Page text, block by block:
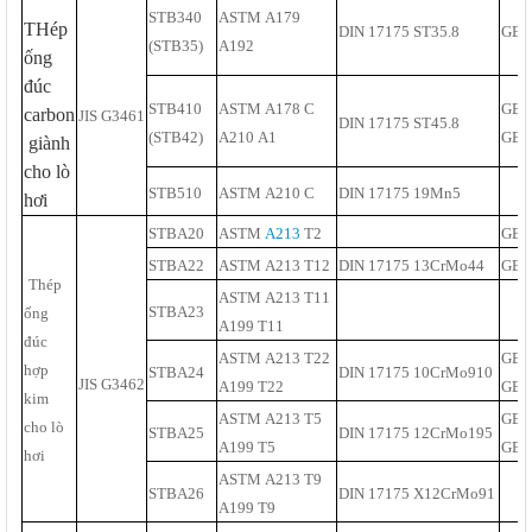
THép
ống
đúc
carbon
giành
cho lò
hơi
JIS G3461
STB340
(STB35)
ASTM A179
A192
DIN 17175 ST35.8
STB410
(STB42)
ASTM A178 C
A210 A1
DIN 17175 ST45.8
STB510 ASTM A210 C DIN 17175 19Mn5
Thép
ống
đúc
hợp
kim
cho lò
hơi
JIS G3462
STBA20 ASTMA213 T2
STBA22
ASTM A213 T12 DIN 17175 13CrMo44
STBA23
ASTM A213 T11
A199 T11
STBA24
ASTM A213 T22
A199 T22
DIN 17175 10CrMo910
STBA25
ASTM A213 T5
A199 T5
DIN 17175 12CrMo195
STBA26
ASTM A213 T9
A199 T9
DIN 17175 X12CrMo91